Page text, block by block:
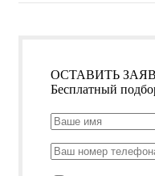
ОСТАВИТЬ
Бесплатный